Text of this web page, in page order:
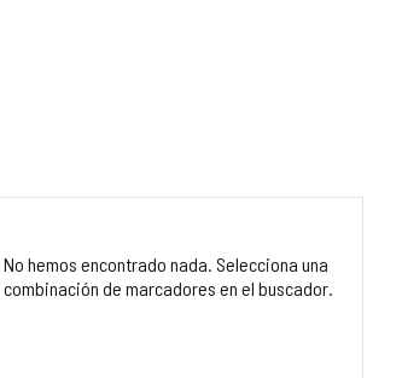
No hemos encontrado nada. Selecciona una
combinación de marcadores en el buscador.